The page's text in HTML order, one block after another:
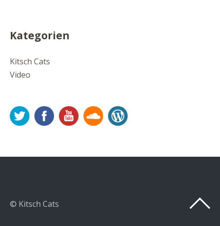
Kategorien
Kitsch Cats
Video
Twitter FacebookYouTubeSoundcloud
© Kitsch Cats